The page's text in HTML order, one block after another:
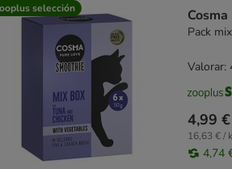
selección
Pack
4,99 €
16,63 € /
4,74
Valorar: